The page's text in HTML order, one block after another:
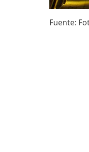
Fuente: